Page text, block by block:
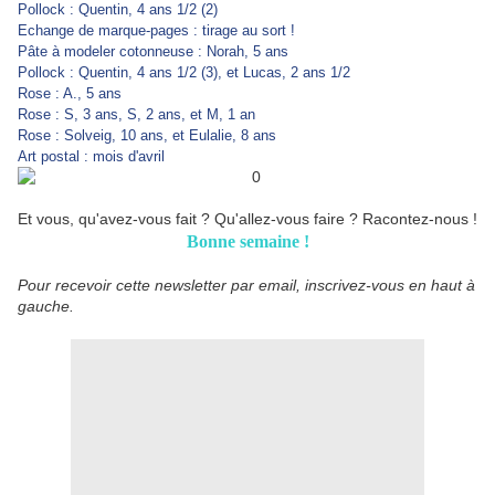
Pollock : Quentin, 4 ans 1/2 (2)
Echange de marque-pages : tirage au sort !
Pâte à modeler cotonneuse : Norah, 5 ans
Pollock : Quentin, 4 ans 1/2 (3), et Lucas, 2 ans 1/2
Rose : A., 5 ans
Rose : S, 3 ans, S, 2 ans, et M, 1 an
Rose : Solveig, 10 ans, et Eulalie, 8 ans
Art postal : mois d'avril
Et vous, qu'avez-vous fait ? Qu'allez-vous faire ? Racontez-nous !
Bonne semaine !
Pour recevoir cette newsletter par email, inscrivez-vous en haut à
gauche.